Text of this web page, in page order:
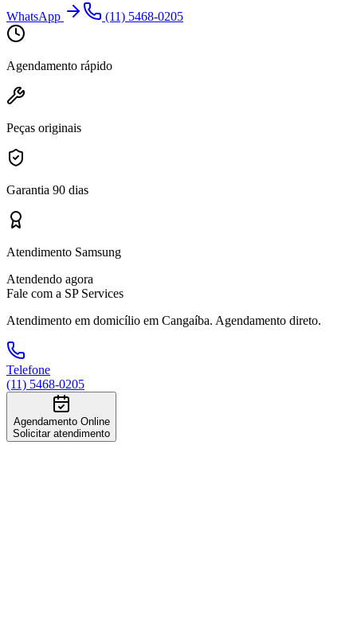
WhatsApp (11) 5468-0205
Agendamento rápido
Peças originais
Garantia 90 dias
Atendimento Samsung
Atendendo agora
Fale com a SP Services
Atendimento em domicílio em Cangaíba. Agendamento direto.
Telefone
(11) 5468-0205
Agendamento Online
Solicitar atendimento